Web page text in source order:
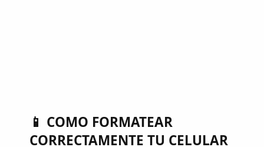
📱 COMO FORMATEAR
CORRECTAMENTE TU CELULAR